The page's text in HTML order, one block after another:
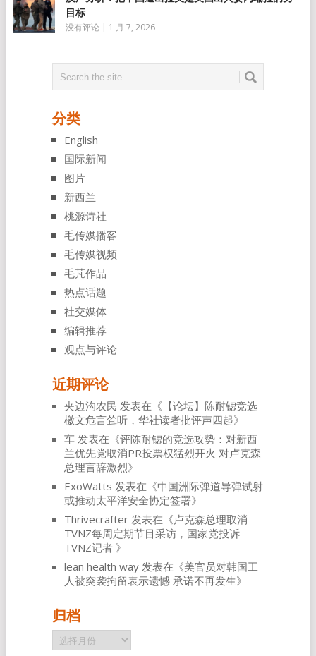
目标
没有评论 | 1 月 7, 2026
分类
English
国际新闻
图片
新西兰
桃源诗社
毛传媒播客
毛传媒视频
毛芃作品
热点话题
社交媒体
编辑推荐
观点与评论
近期评论
夹边沟农民 发表在《 【论坛】陈耐锶竞选
檄文危言耸听，华社读者批评声四起》
车发表在《评陈耐锶的竞选攻势：对新西
兰优先党取消PR投票权猛烈开火 对卢克森
总理言辞激烈》
ExoWatts 发表在《中国洲际弹道导弹试射
或推动太平洋安全协定签署》
Thrivecrafter发表在《卢克森总理取消
TVNZ每周定期节目采访，国家党投诉
TVNZ记者 》
lean health way发表在《美官员对韩国工
人被突袭拘留表示遗憾 承诺不再发生》
归档
归
档